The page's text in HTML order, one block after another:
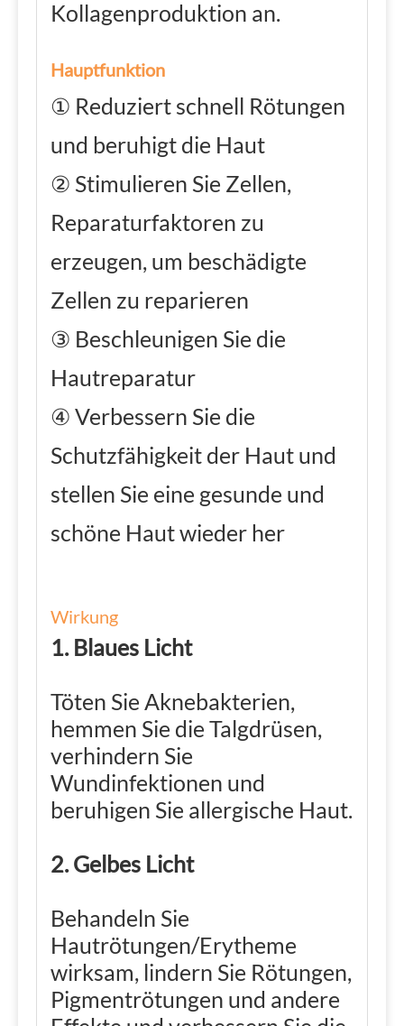
Kollagenproduktion an.
Hauptfunktion
① Reduziert schnell Rötungen
und beruhigt die Haut
② Stimulieren Sie Zellen,
Reparaturfaktoren zu
erzeugen, um beschädigte
Zellen zu reparieren
③ Beschleunigen Sie die
Hautreparatur
④ Verbessern Sie die
Schutzfähigkeit der Haut und
stellen Sie eine gesunde und
schöne Haut wieder her
Wirkung
1. Blaues Licht
Töten Sie Aknebakterien,
hemmen Sie die Talgdrüsen,
verhindern Sie
Wundinfektionen und
beruhigen Sie allergische Haut.
2. Gelbes Licht
Behandeln Sie
Hautrötungen/Erytheme
wirksam, lindern Sie Rötungen,
Pigmentrötungen und andere